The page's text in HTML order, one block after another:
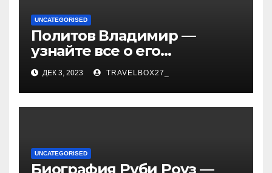
UNCATEGORISED
Политов Владимир —
узнайте все о его
биографии, возрасте и
впечатляющих
достижениях!
ДЕК 3, 2023 TRAVELBOX27_
UNCATEGORISED
Биография Руби Роуз —